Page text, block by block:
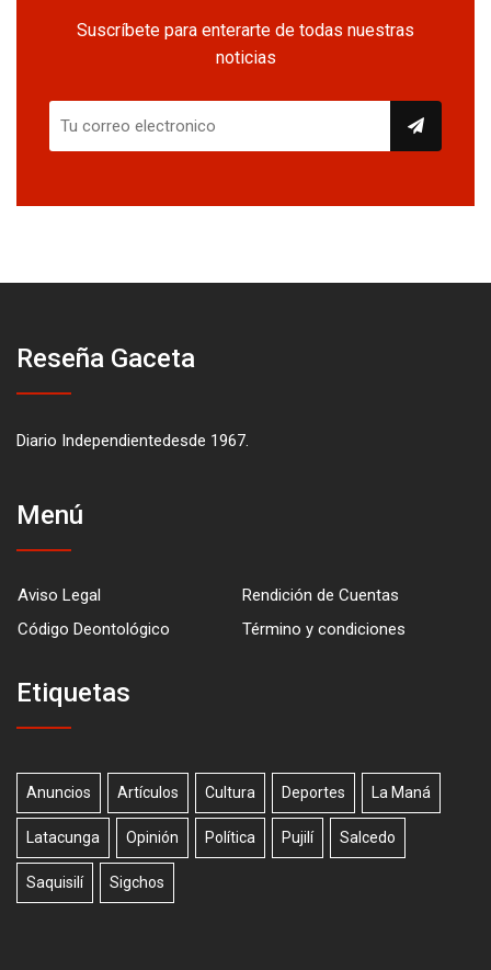
Suscríbete para enterarte de todas nuestras
noticias
Reseña Gaceta
Diario Independientedesde 1967.
Menú
Aviso Legal
Rendición de Cuentas
Código Deontológico
Término y condiciones
Etiquetas
Anuncios Artículos Cultura Deportes La Maná
Latacunga Opinión Política Pujilí Salcedo
Saquisilí Sigchos